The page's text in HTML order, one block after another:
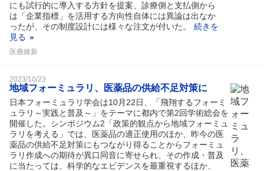
にも試行的に導入する方針を提案、診療側と支払側から
は「企業指標」を活用する方向性自体には異論は出なか
ったが、その制度設計には様々な注文が付いた。
続きを
見る
医療維新
2023/10/23
地域フォーミュラリ、医薬品の供給不足対策に
日本フォーミュラリ学会は10月22日、「飛翔するフォーミ
ュラリ～実践と普及～」をテーマに都内で第2回学術総会を
開催した。シンポジウム2「政策的観点から地域フォーミュ
ラリを考える」では、医薬品の適正使用のほか、昨今の医
薬品の供給不足対策にもつながり得ることからフォーミュ
ラリ作成への期待が異口同音に寄せられ、その作成・普及
に当たっては、科学的なエビデンスを最重視するほか、